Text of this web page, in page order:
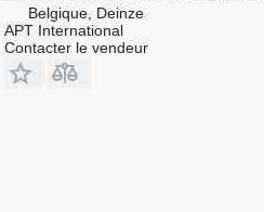
Belgique, Deinze
APT International
Contacter le vendeur